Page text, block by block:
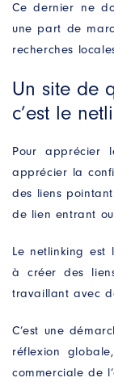
Ce dernier ne
une part de
recherches
Un site de
c’est le
Pour apprécier
apprécier la
des liens
de lien entrant
Le netlinking est
à créer des
travaillant avec
C’est une
réflexion
commerciale de